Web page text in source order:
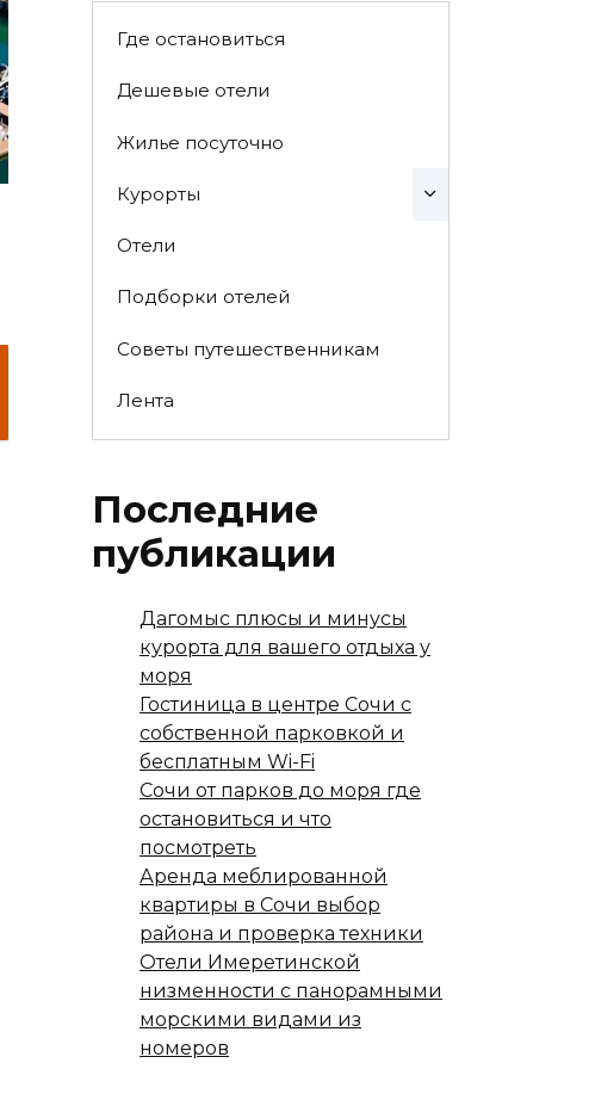
Где остановиться
Дешевые отели
Жилье посуточно
Курорты
Отели
Подборки отелей
Советы путешественникам
Лента
Последние
публикации
Дагомыс плюсы и минусы
курорта для вашего отдыха у
моря
Гостиница в центре Сочи с
собственной парковкой и
бесплатным Wi-Fi
Сочи от парков до моря где
остановиться и что
посмотреть
Аренда меблированной
квартиры в Сочи выбор
района и проверка техники
Отели Имеретинской
низменности с панорамными
морскими видами из
номеров